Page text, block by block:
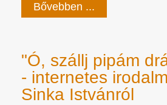
Bővebben ...
"Ó, szállj pipám
- internetes
Sinka Istvánról